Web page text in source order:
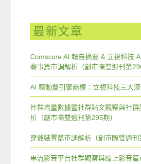
最新文章
Comscore AI 報告摘要 & 立視科技
賽事篇市調解析（創市際雙週刊第
AI 驅動雙引擎商模：立視科技三大
社群增量數據暨社群貼文觀察與社
析（創市際雙週刊第295期）
穿戴裝置篇市調解析（創市際雙週刊
串流影音平台社群觀察與線上影音篇